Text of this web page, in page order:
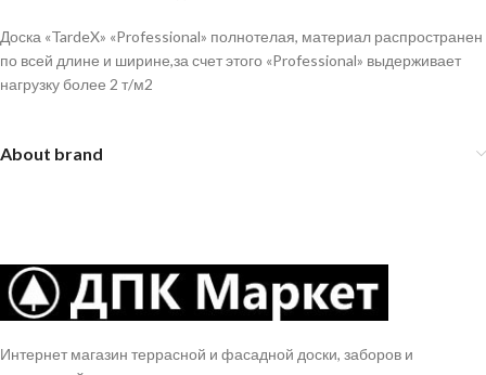
Доска «TardeX» «Professional» полнотелая, материал распространен
по всей длине и ширине,за счет этого «Professional» выдерживает
нагрузку более 2 т/м2
About brand
Интернет магазин террасной и фасадной доски, заборов и